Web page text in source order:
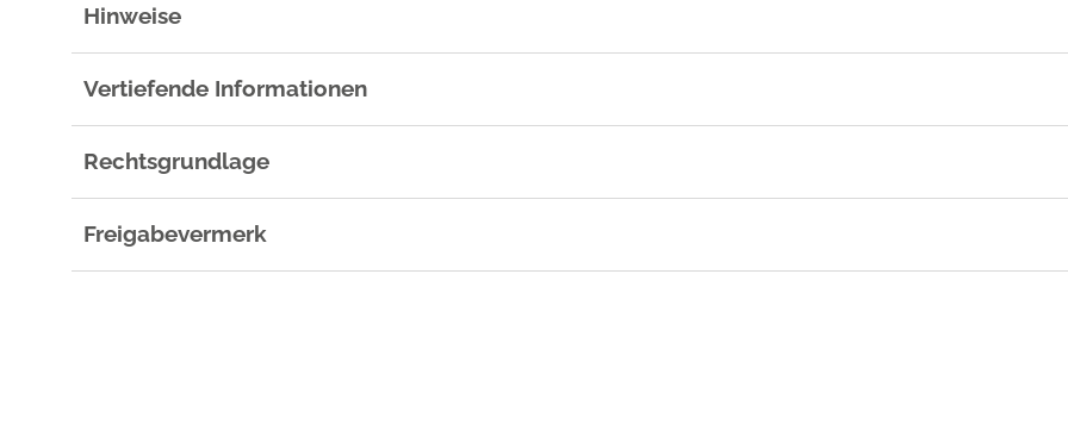
Hinweise
Vertiefende Informationen
Rechtsgrundlage
Freigabevermerk